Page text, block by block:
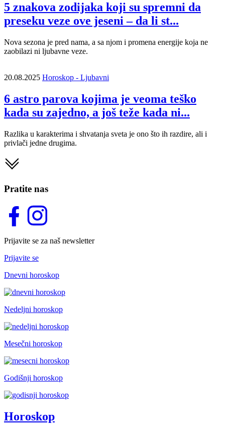
5 znakova zodijaka koji su spremni da
preseku veze ove jeseni – da li st...
Nova sezona je pred nama, a sa njom i promena energije koja ne
zaobilazi ni ljubavne veze.
20.08.2025 Horoskop - Ljubavni
6 astro parova kojima je veoma teško
kada su zajedno, a još teže kada ni...
Razlika u karakterima i shvatanja sveta je ono što ih razdire, ali i
privlači jedne drugima.
Pratite nas
Prijavite se za naš newsletter
Prijavite se
Dnevni horoskop
Nedeljni horoskop
Mesečni horoskop
Godišnji horoskop
Horoskop